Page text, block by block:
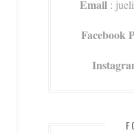
Email :
Facebook